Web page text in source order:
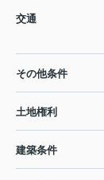
交通
その他条件
土地権利
建築条件